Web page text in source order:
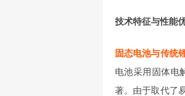
技术特征与性能
固态电池与传统
电池采用固体电
著。由于取代了